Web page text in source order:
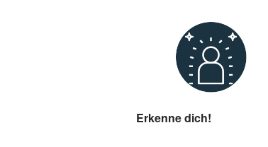
Erkenne dich!